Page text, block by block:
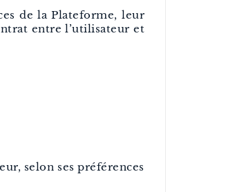
de la Plateforme, leur
entre l’utilisateur et
selon ses préférences